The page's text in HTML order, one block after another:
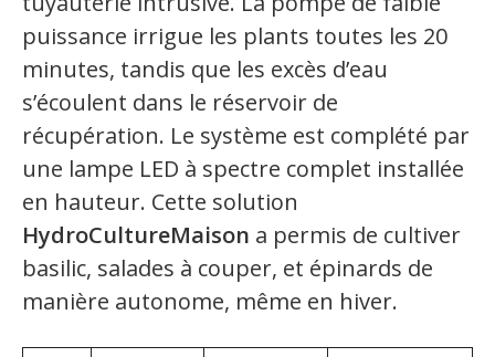
puissance irrigue les plants toutes les 20
minutes, tandis que les excès d’eau
s’écoulent dans le réservoir de
récupération. Le système est complété par
une lampe LED à spectre complet installée
en hauteur. Cette solution
HydroCultureMaison a permis de cultiver
basilic, salades à couper, et épinards de
manière autonome, même en hiver.